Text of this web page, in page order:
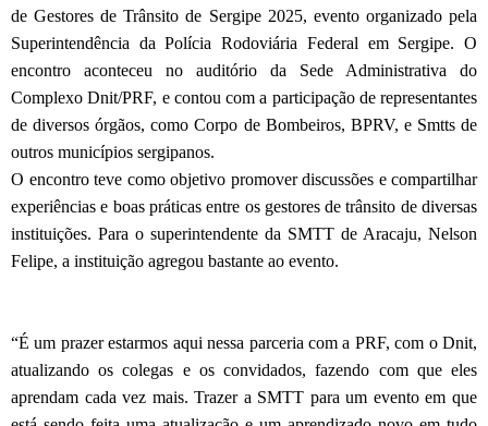
de Gestores de Trânsito de Sergipe 2025, evento organizado pela
Superintendência da Polícia Rodoviária Federal em Sergipe. O
encontro aconteceu no auditório da Sede Administrativa do
Complexo Dnit/PRF, e contou com a participação de representantes
de diversos órgãos, como Corpo de Bombeiros, BPRV, e Smtts de
outros municípios sergipanos.
O encontro teve como objetivo promover discussões e compartilhar
experiências e boas práticas entre os gestores de trânsito de diversas
instituições. Para o superintendente da SMTT de Aracaju, Nelson
Felipe, a instituição agregou bastante ao evento.
“É um prazer estarmos aqui nessa parceria com a PRF, com o Dnit,
atualizando os colegas e os convidados, fazendo com que eles
aprendam cada vez mais. Trazer a SMTT para um evento em que